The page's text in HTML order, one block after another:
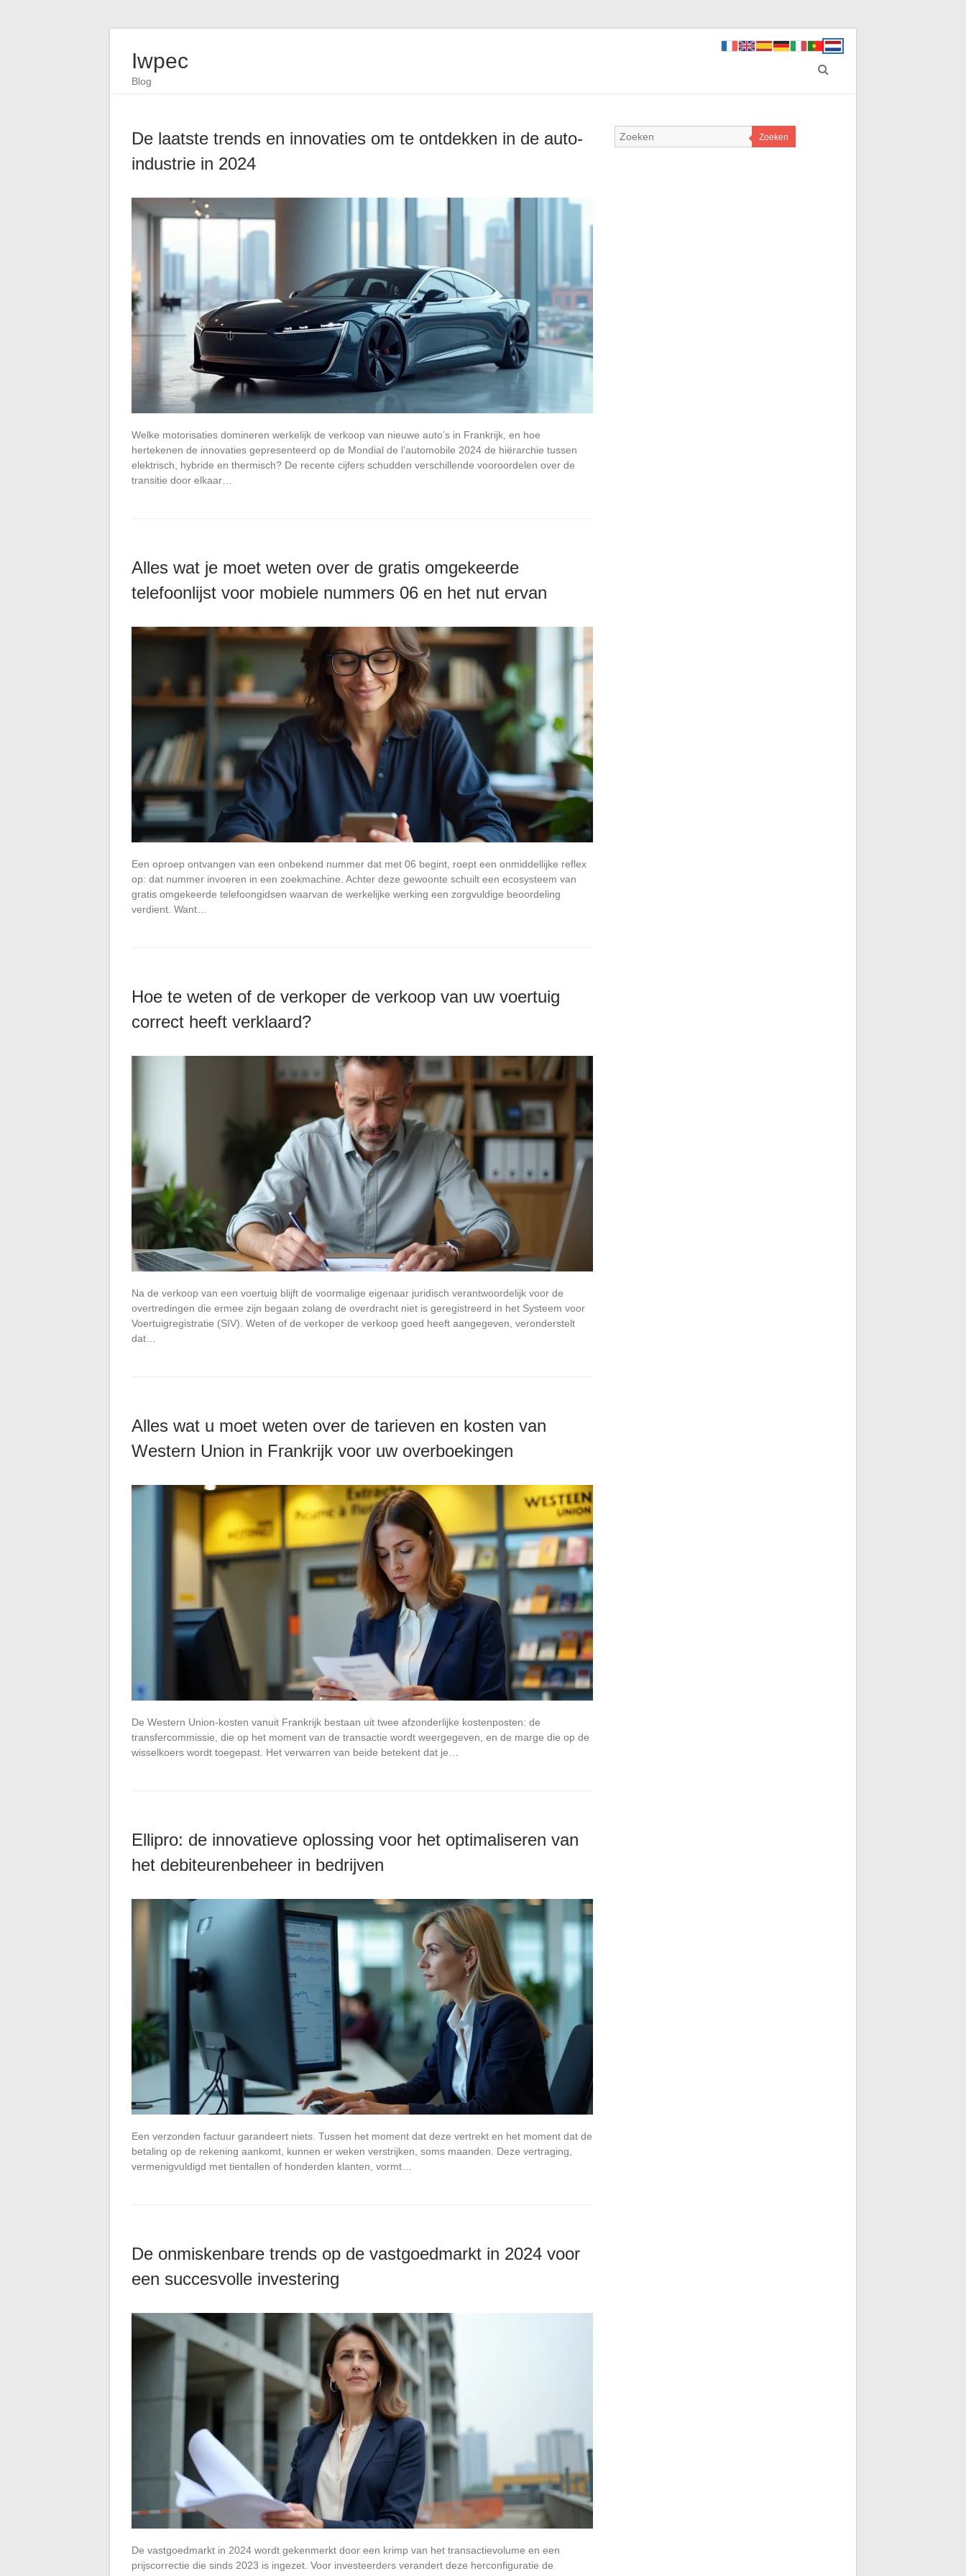
Iwpec
Blog
De laatste trends en innovaties om te ontdekken in de auto-
industrie in 2024
Welke motorisaties domineren werkelijk de verkoop van nieuwe auto’s in Frankrijk, en hoe
hertekenen de innovaties gepresenteerd op de Mondial de l’automobile 2024 de hiërarchie tussen
elektrisch, hybride en thermisch? De recente cijfers schudden verschillende vooroordelen over de
transitie door elkaar…
Alles wat je moet weten over de gratis omgekeerde
telefoonlijst voor mobiele nummers 06 en het nut ervan
Een oproep ontvangen van een onbekend nummer dat met 06 begint, roept een onmiddellijke reflex
op: dat nummer invoeren in een zoekmachine. Achter deze gewoonte schuilt een ecosysteem van
gratis omgekeerde telefoongidsen waarvan de werkelijke werking een zorgvuldige beoordeling
verdient. Want…
Hoe te weten of de verkoper de verkoop van uw voertuig
correct heeft verklaard?
Na de verkoop van een voertuig blijft de voormalige eigenaar juridisch verantwoordelijk voor de
overtredingen die ermee zijn begaan zolang de overdracht niet is geregistreerd in het Systeem voor
Voertuigregistratie (SIV). Weten of de verkoper de verkoop goed heeft aangegeven, veronderstelt
dat…
Alles wat u moet weten over de tarieven en kosten van
Western Union in Frankrijk voor uw overboekingen
De Western Union-kosten vanuit Frankrijk bestaan uit twee afzonderlijke kostenposten: de
transfercommissie, die op het moment van de transactie wordt weergegeven, en de marge die op de
wisselkoers wordt toegepast. Het verwarren van beide betekent dat je…
Ellipro: de innovatieve oplossing voor het optimaliseren van
het debiteurenbeheer in bedrijven
Een verzonden factuur garandeert niets. Tussen het moment dat deze vertrekt en het moment dat de
betaling op de rekening aankomt, kunnen er weken verstrijken, soms maanden. Deze vertraging,
vermenigvuldigd met tientallen of honderden klanten, vormt…
De onmiskenbare trends op de vastgoedmarkt in 2024 voor
een succesvolle investering
De vastgoedmarkt in 2024 wordt gekenmerkt door een krimp van het transactievolume en een
prijscorrectie die sinds 2023 is ingezet. Voor investeerders verandert deze herconfiguratie de
Zoeken